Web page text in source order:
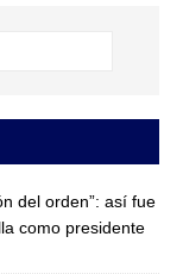
del orden”: así fue
como presidente